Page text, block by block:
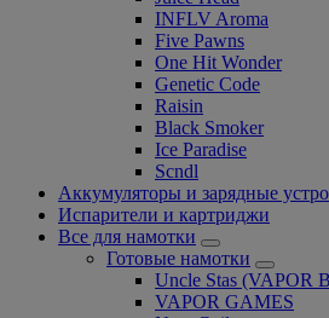
INFLV Aroma
Five Pawns
One Hit Wonder
Genetic Code
Raisin
Black Smoker
Ice Paradise
Scndl
Аккумуляторы и зарядные
Испарители и картриджи
Все для намотки
Готовые намотки
Uncle Stas (VAPOR
VAPOR GAMES